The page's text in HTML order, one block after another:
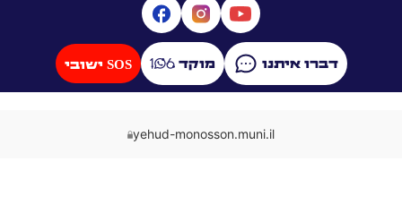
דברו איתנו מוקד SOS ישובי
yehud-monosson.muni.il